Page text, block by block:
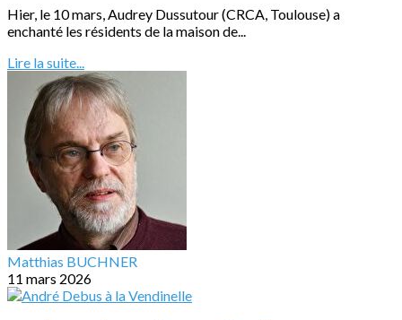
Hier, le 10 mars, Audrey Dussutour (CRCA, Toulouse) a
enchanté les résidents de la maison de...
Lire la suite...
Matthias BUCHNER
11 mars 2026